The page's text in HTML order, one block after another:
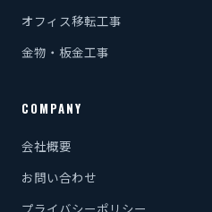
オフィス移転工事
金物・板金工事
COMPANY
会社概要
お問い合わせ